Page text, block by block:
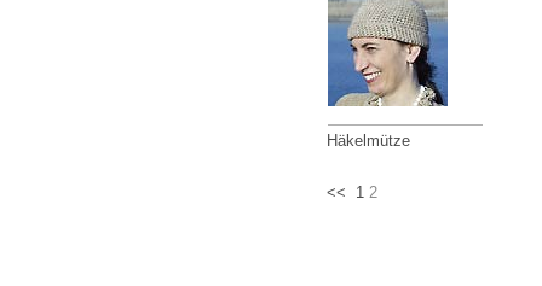
Häkelmütze
<< 1 2